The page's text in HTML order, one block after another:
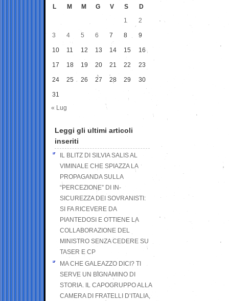
L M M G V S
D
1
2
3 4 5 6 7 8 9
10 11 12 13 14 15 16
17 18 19 20 21 22 23
24 25 26 27 28 29 30
31
« Lug
Leggi gli ultimi articoli
inseriti
IL BLITZ DI SILVIA SALIS AL
VIMINALE CHE SPIAZZA LA
PROPAGANDA SULLA
“PERCEZIONE” DI IN-
SICUREZZA DEI SOVRANISTI:
SI FA RICEVERE DA
PIANTEDOSI E OTTIENE LA
COLLABORAZIONE DEL
MINISTRO SENZA CEDERE SU
TASER E CP
MA CHE GALEAZZO DICI? TI
SERVE UN BIGNAMINO DI
STORIA. IL CAPOGRUPPO ALLA
CAMERA DI FRATELLI D’ITALIA,